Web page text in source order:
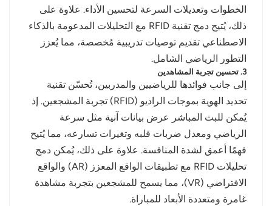
الخطوات وتعديلات السرعة لتحسين الأداء. علاوة على
ذلك، يُتيح دمج تقنية RFID مع التحليلات المدعومة بالذكاء
الاصطناعي تقديم توصيات تدريبية مُخصصة، مما يُعزز
التطور الرياضي الشامل.
3. تحسين تجربة المشاهدين
إلى جانب فوائدها للرياضيين والمدربين، تُحسّن تقنية
تحديد الهوية بموجات الراديو (RFID) تجربة المشجعين. إذ
يُمكن للبث المباشر عرض بيانات آنية مثل سرعة
الرياضي ومعدل ضربات قلبه وتغيرات تسارعه، مما يُتيح
فهمًا أعمق لشدة المنافسة. علاوة على ذلك، يُمكن دمج
تحليلات RFID مع تطبيقات الواقع المعزز (AR) والواقع
الافتراضي (VR)، مما يسمح للمشجعين بتجربة مشاهدة
غامرة ومتعددة الأبعاد للمباراة.